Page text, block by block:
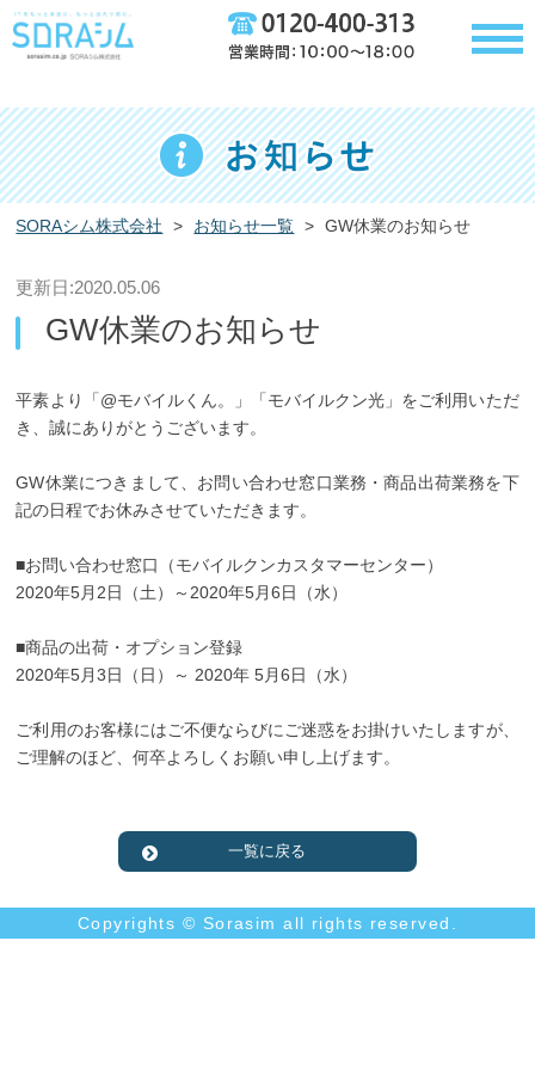
SORAシム株式会社 > お知らせ一覧 > GW休業のお知らせ
更新日:2020.05.06
GW休業のお知らせ
平素より「@モバイルくん。」「モバイルクン光」をご利用いただ
き、誠にありがとうございます。
GW休業につきまして、お問い合わせ窓口業務・商品出荷業務を下
記の日程でお休みさせていただきます。
■お問い合わせ窓口（モバイルクンカスタマーセンター）
2020年5月2日（土）～2020年5月6日（水）
■商品の出荷・オプション登録
2020年5月3日（日）～ 2020年 5月6日（水）
ご利用のお客様にはご不便ならびにご迷惑をお掛けいたしますが、
ご理解のほど、何卒よろしくお願い申し上げます。
一覧に戻る
Copyrights © Sorasim all rights reserved.